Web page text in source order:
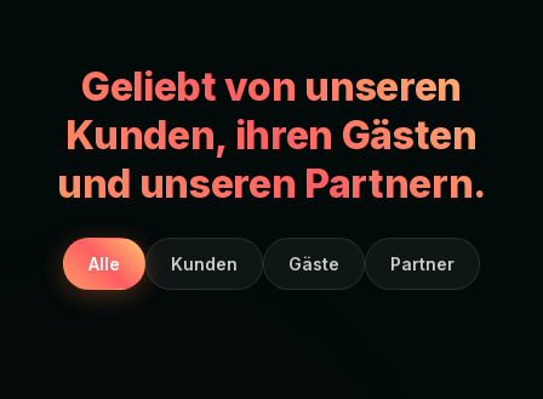
Geliebt von unseren
Kunden, ihren Gästen
und unseren Partnern.
Alle Kunden Gäste Partner